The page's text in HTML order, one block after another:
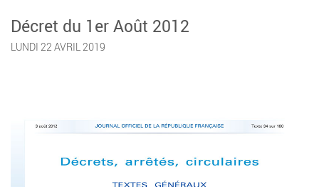
Décret du 1er Août 2012
LUNDI 22 AVRIL 2019